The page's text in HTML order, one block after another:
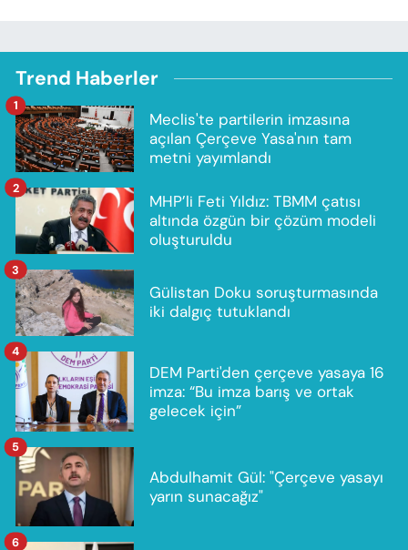
Trend Haberler
Meclis'te partilerin imzasına
açılan Çerçeve Yasa'nın tam
metni yayımlandı
1
MHP’li Feti Yıldız: TBMM çatısı
altında özgün bir çözüm modeli
oluşturuldu
2
Gülistan Doku soruşturmasında
iki dalgıç tutuklandı
3
DEM Parti'den çerçeve yasaya 16
imza: “Bu imza barış ve ortak
gelecek için”
4
Abdulhamit Gül: "Çerçeve yasayı
yarın sunacağız"
5
6